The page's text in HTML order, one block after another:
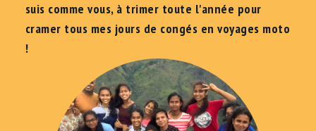
suis comme vous, à trimer toute l'année pour
cramer tous mes jours de congés en voyages moto
!